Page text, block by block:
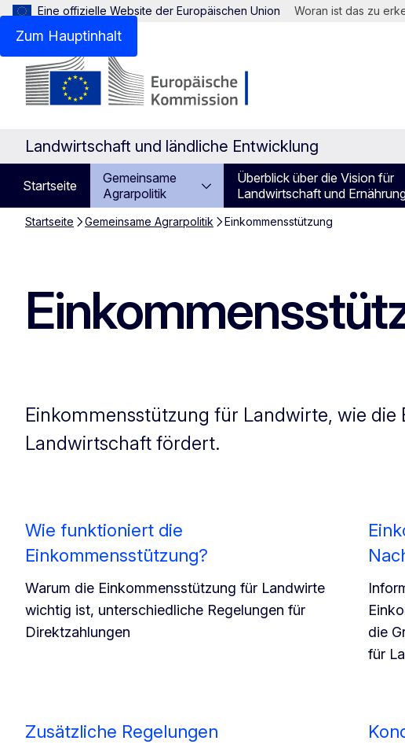
Zum Hauptinhalt
Eine offizielle Website der Europäischen Union Woran ist das zu
Landwirtschaft und ländliche Entwicklung
Startseite
Gemeinsame
Agrarpolitik
Überblick über die Vision für
Landwirtschaft und
Startseite Gemeinsame Agrarpolitik Einkommensstützung
Einkommensstützung für Landwirte, wie
Landwirtschaft fördert.
Wie funktioniert die
Einkommensstützung?
Warum die Einkommensstützung für Landwirte
wichtig ist, unterschiedliche Regelungen für
Direktzahlungen
die
für
Zusätzliche Regelungen